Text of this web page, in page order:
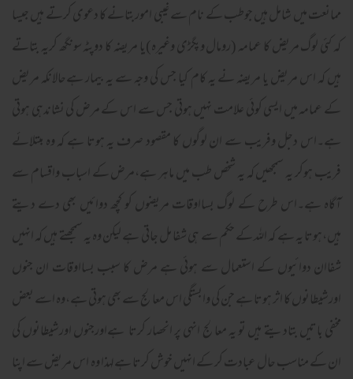
ممانعت میں شامل ہیں جوطب کے نام سے غیبی اموربتانے کا دعوی کرتے ہیں جیسا
کہ کئی لوگ مریض کا عمامہ (رومال وپگڑی وغیرہ)یا مریضہ کا دوپٹہ سونگھ کریہ بتاتے
ہیں کہ اس مریض یا مریضہ نے یہ کام کیا جس کی وجہ سے یہ بیمار ہےحالانکہ مریض
کے عمامہ میں ایسی کوئی علامت نہیں ہوتی جس سے اس کے مرض کی نشاندہی ہوتی
ہے۔اس دجل وفریب سے ان لوگوں کا مقصود صرف یہ ہوتا ہے کہ وہ مبتلائے
فریب ہوکر یہ سمجھیں کہ یہ شخص طب میں ماہر ہے،مرض کے اسباب واقسام سے
آگاہ ہے۔اس طرح کے لوگ بسااوقات مریضوں کو کچھ دوائیں بھی دے دیتے
ہیں،ہوتا یہ ہے کہ اللہ کے حکم سے ہی شفا مل جاتی ہے لیکن وہ یہ سمجھتے ہیں کہ انہیں
شفاان دوائیوں کے استعمال سے ہوئی ہے مرض کا سبب بسااوقات ان جنوں
اورشیطانوں کا اثر ہوتا ہے جن کی وابستگی اس معالج سے بھی ہوتی ہے،وہ اسے بعض
مخفی باتیں بتادیتے ہیں تو یہ معالج انہی پر انحصار کرتا ہےاورجنوں اورشیطانوں کی
ان کے مناسب حال عبادت کر کے انہیں خوش کرتا ہےلہذا وہ اس مریض سے اپنا